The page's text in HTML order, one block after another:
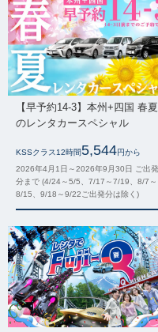
【早予約14-3】本州+四国 春夏
のレンタカースペシャル
KSSクラス12時間5,544円から
2026年4月1日～2026年9月30日 ご出発
分まで (4/24～5/5、7/17～7/19、8/7～
8/15、9/18～9/22ご出発分は除く)